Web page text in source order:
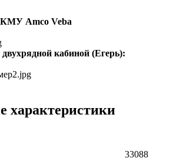
КМУ Amco Veba
двухрядной кабиной (Егерь):
характеристики
33088